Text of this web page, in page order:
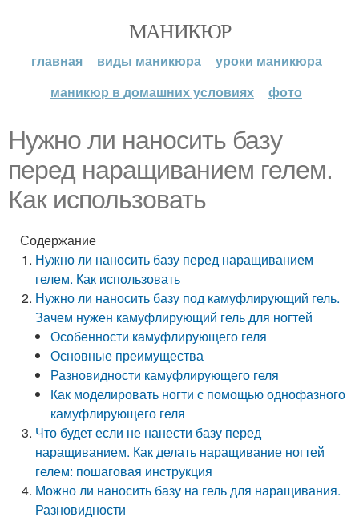
МАНИКЮР
главная виды маникюра
уроки маникюра
маникюр в домашних условиях
фото
Нужно ли наносить базу
перед наращиванием гелем.
Как использовать
Содержание
Нужно ли наносить базу перед наращиванием
гелем. Как использовать
Нужно ли наносить базу под камуфлирующий гель.
Зачем нужен камуфлирующий гель для ногтей
Особенности камуфлирующего геля
Основные преимущества
Разновидности камуфлирующего геля
Как моделировать ногти с помощью однофазного
камуфлирующего геля
Что будет если не нанести базу перед
наращиванием. Как делать наращивание ногтей
гелем: пошаговая инструкция
Можно ли наносить базу на гель для наращивания.
Разновидности